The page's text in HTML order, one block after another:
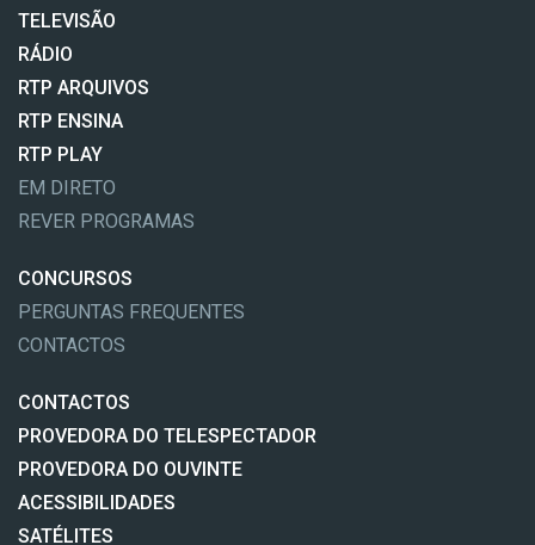
TELEVISÃO
RÁDIO
RTP ARQUIVOS
RTP ENSINA
RTP PLAY
EM DIRETO
REVER PROGRAMAS
CONCURSOS
PERGUNTAS FREQUENTES
CONTACTOS
CONTACTOS
PROVEDORA DO TELESPECTADOR
PROVEDORA DO OUVINTE
ACESSIBILIDADES
SATÉLITES